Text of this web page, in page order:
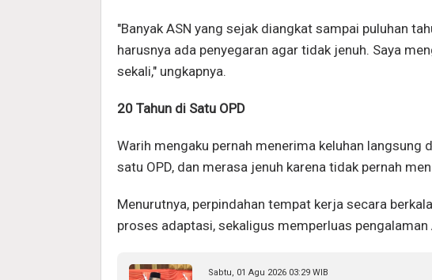
"Banyak ASN yang sejak diangkat sampai puluhan
harusnya ada penyegaran agar tidak jenuh. Saya
sekali," ungkapnya.
20 Tahun di Satu OPD
Warih mengaku pernah menerima keluhan langsung
satu OPD, dan merasa jenuh karena tidak pernah
Menurutnya, perpindahan tempat kerja secara
proses adaptasi, sekaligus memperluas
Sabtu, 01 Agu 2026 03:29 WIB